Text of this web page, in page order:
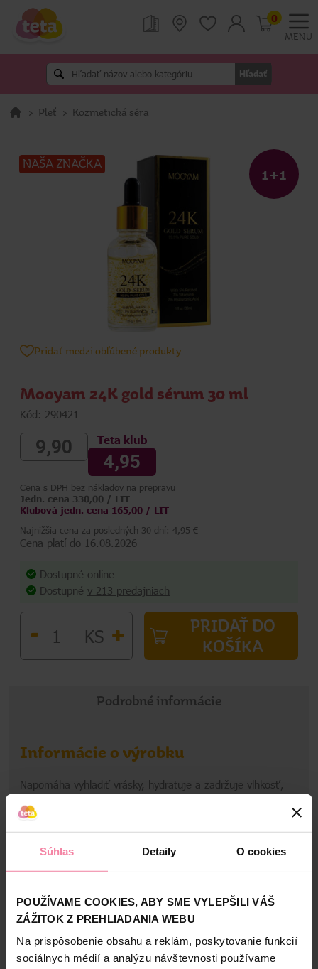
Súhlas Detaily O cookies
POUŽÍVAME COOKIES, ABY SME VYLEPŠILI VÁŠ
ZÁŽITOK Z PREHLIADANIA WEBU
Na prispôsobenie obsahu a reklám, poskytovanie funkcií
sociálnych médií a analýzu návštevnosti používame
MENU
Hľadať
0
> Pleť > Kozmetická séra
NAŠA ZNAČKA
1+1
Pridať medzi obľúbené produkty
Mooyam 24K gold sérum 30 ml
Kód: 290421
9,90 Teta klub
4,95
Cena s DPH bez nákladov na prepravu
Jedn. cena 330,00 / LIT
Klubová jedn. cena 165,00 / LIT
Najnižšia cena za posledných 30 dní: 4,95 €
Cena platí do 16.08.2026
Dostupné online
Dostupné v 213 predajniach
- KS +
PRIDAŤ DO
KOŠÍKA
Podrobné informácie
Informácie o výrobku
Napomáha vyhladiť vrásky, hydratuje a zadržuje vlhkosť,
zlepšuje kvalitu pokožky, zjemňuje pleť a zvyšuje jej
elasticitu. Redukuje pigmentové škvrny a zjednocuje tón
Zobraziť viac
Bezpečnosť a balenie
Zloženie